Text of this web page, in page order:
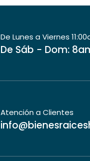
De Lunes a Viernes
De Sáb - Dom:
Atención a Clientes